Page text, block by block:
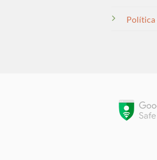
Política